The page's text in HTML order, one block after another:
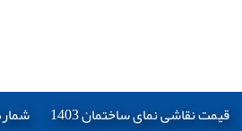
قیمت نقاشی نمای ساختمان 1403